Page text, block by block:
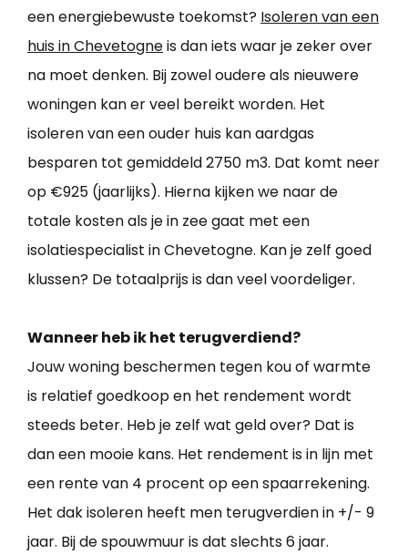
een energiebewuste toekomst? Isoleren van een
huis in Chevetogneis dan iets waar je zeker over
na moet denken. Bij zowel oudere als nieuwere
woningen kan er veel bereikt worden. Het
isoleren van een ouder huis kan aardgas
besparen tot gemiddeld 2750 m3. Dat komt neer
op €925 (jaarlijks). Hierna kijken we naar de
totale kosten als je in zee gaat met een
isolatiespecialist in Chevetogne. Kan je zelf goed
klussen? De totaalprijs is dan veel voordeliger.
Wanneer heb ik het terugverdiend?
Jouw woning beschermen tegen kou of warmte
is relatief goedkoop en het rendement wordt
steeds beter. Heb je zelf wat geld over? Dat is
dan een mooie kans. Het rendement is in lijn met
een rente van 4 procent op een spaarrekening.
Het dak isoleren heeft men terugverdien in +/- 9
jaar. Bij de spouwmuur is dat slechts 6 jaar.